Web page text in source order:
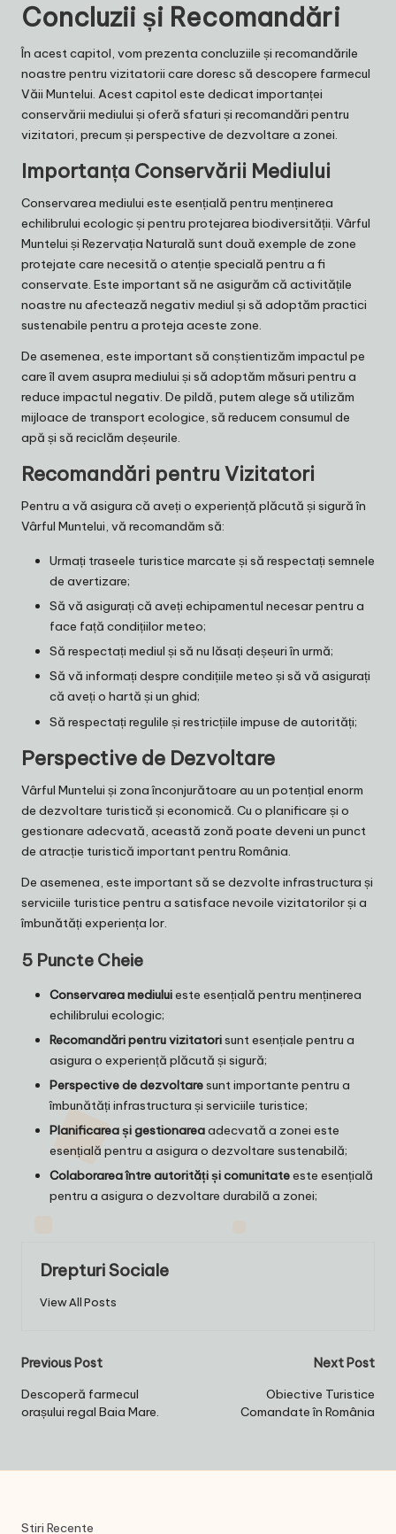
Concluzii și Recomandări
În acest capitol, vom prezenta concluziile și recomandările
noastre pentru vizitatorii care doresc să descopere farmecul
Văii Muntelui. Acest capitol este dedicat importanței
conservării mediului și oferă sfaturi și recomandări pentru
vizitatori, precum și perspective de dezvoltare a zonei.
Importanța Conservării Mediului
Conservarea mediului este esențială pentru menținerea
echilibrului ecologic și pentru protejarea biodiversității. Vârful
Muntelui și Rezervația Naturală sunt două exemple de zone
protejate care necesită o atenție specială pentru a fi
conservate. Este important să ne asigurăm că activitățile
noastre nu afectează negativ mediul și să adoptăm practici
sustenabile pentru a proteja aceste zone.
De asemenea, este important să conștientizăm impactul pe
care îl avem asupra mediului și să adoptăm măsuri pentru a
reduce impactul negativ. De pildă, putem alege să utilizăm
mijloace de transport ecologice, să reducem consumul de
apă și să reciclăm deșeurile.
Recomandări pentru Vizitatori
Pentru a vă asigura că aveți o experiență plăcută și sigură în
Vârful Muntelui, vă recomandăm să:
Urmați traseele turistice marcate și să respectați semnele
de avertizare;
Să vă asigurați că aveți echipamentul necesar pentru a
face față condițiilor meteo;
Să respectați mediul și să nu lăsați deșeuri în urmă;
Să vă informați despre condițiile meteo și să vă asigurați
că aveți o hartă și un ghid;
Să respectați regulile și restricțiile impuse de autorități;
Perspective de Dezvoltare
Vârful Muntelui și zona înconjurătoare au un potențial enorm
de dezvoltare turistică și economică. Cu o planificare și o
gestionare adecvată, această zonă poate deveni un punct
de atracție turistică important pentru România.
De asemenea, este important să se dezvolte infrastructura și
serviciile turistice pentru a satisface nevoile vizitatorilor și a
îmbunătăți experiența lor.
5 Puncte Cheie
Conservarea mediuluieste esențială pentru menținerea
echilibrului ecologic;
Recomandări pentru vizitatorisunt esențiale pentru a
asigura o experiență plăcută și sigură;
Perspective de dezvoltaresunt importante pentru a
îmbunătăți infrastructura și serviciile turistice;
Planificarea și gestionareaadecvată a zonei este
esențială pentru a asigura o dezvoltare sustenabilă;
Colaborarea între autorități și comunitateeste esențială
pentru a asigura o dezvoltare durabilă a zonei;
Drepturi Sociale
View All Posts
Post
navigation
Previous Post
Descoperă farmecul
orașului regal Baia Mare.
Next Post
Obiective Turistice
Comandate în România
Stiri Recente